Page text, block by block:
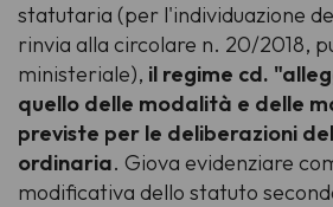
statutaria (per l'individuazione
rinvia alla circolare n. 20/2018,
ministeriale), il regime cd.
quello delle modalità e delle
previste per le deliberazioni
ordinaria. Giova evidenziare
modificativa dello statuto